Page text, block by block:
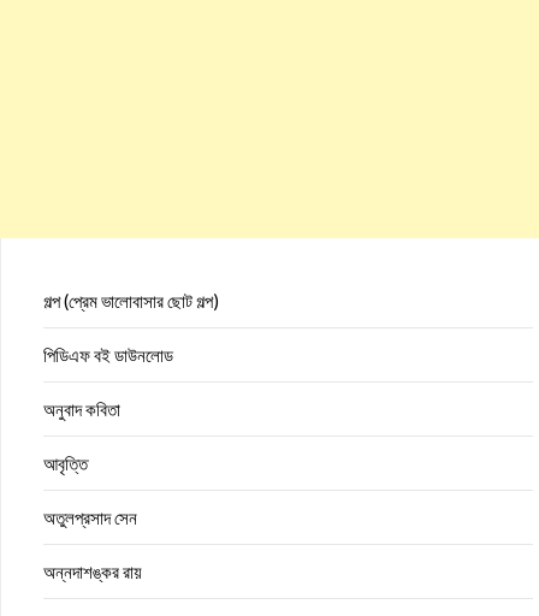
গল্প (প্রেম ভালোবাসার ছোট গল্প)
পিডিএফ বই ডাউনলোড
অনুবাদ কবিতা
আবৃত্তি
অতুলপ্রসাদ সেন
অন্নদাশঙ্কর রায়